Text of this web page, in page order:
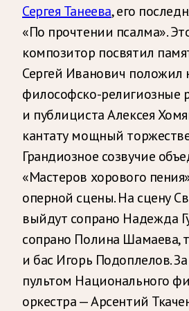
Сергея Танеева, его
«По прочтении псалма».
композитор посвятил
Сергей Иванович положил
философско-религиозные
и публициста Алексея
кантату мощный
Грандиозное созвучие
«Мастеров хорового
оперной сцены. На сцену
выйдут сопрано Надежда
сопрано Полина Шамаева,
и бас Игорь Подоплелов.
пультом Национального
оркестра — Арсентий